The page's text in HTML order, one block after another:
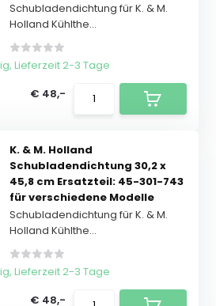
Schubladendichtung für K. & M.
Holland Kühlthe...
Lieferzeit 2-3 Tage
€ 48,-
K. & M. Holland
Schubladendichtung 30,2 x
45,8 cm Ersatzteil: 45-301-743
für verschiedene Modelle
Schubladendichtung für K. & M.
Holland Kühlthe...
Lieferzeit 2-3 Tage
€ 48,-